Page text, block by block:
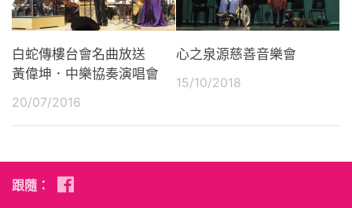
白蛇傳樓台會名曲放送
黃偉坤．中樂協奏演唱會
20/07/2016
心之泉源慈善音樂會
15/10/2018
跟隨：